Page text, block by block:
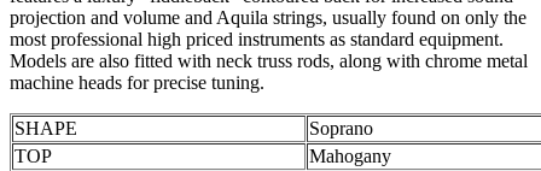
projection and volume and Aquila strings, usually found on only the
most professional high priced instruments as standard equipment.
Models are also fitted with neck truss rods, along with chrome metal
machine heads for precise tuning.
SHAPE
Soprano
TOP
Mahogany